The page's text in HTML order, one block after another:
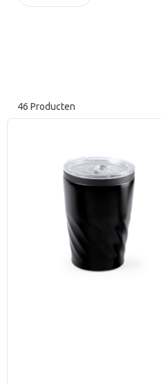
46 Producten